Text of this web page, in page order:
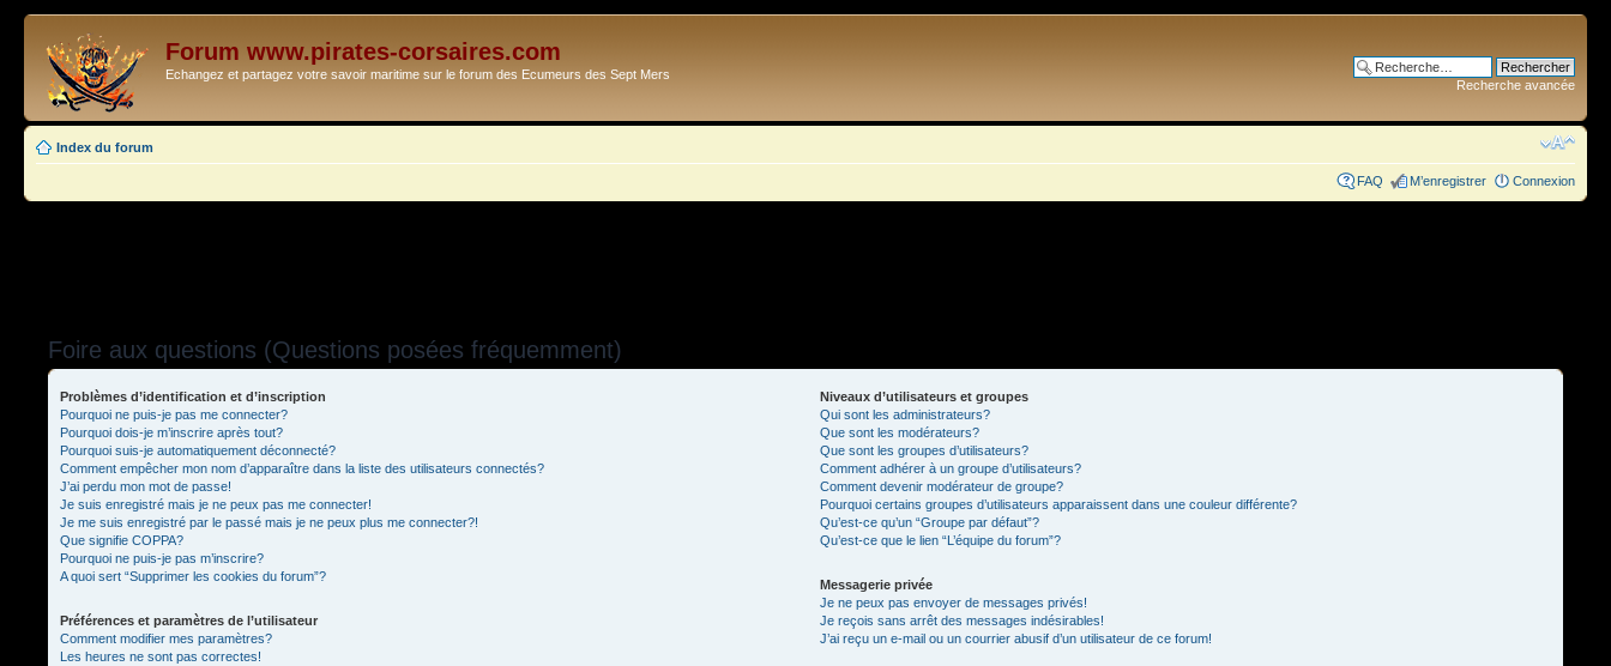
Forum www.pirates-corsaires.com
Echangez et partagez votre savoir maritime sur le forum des Ecumeurs des Sept Mers
Recherche avancée
Index du forum
FAQ M’enregistrer Connexion
Foire aux questions (Questions posées fréquemment)
Problèmes d’identification et d’inscription
Pourquoi ne puis-je pas me connecter?
Pourquoi dois-je m’inscrire après tout?
Pourquoi suis-je automatiquement déconnecté?
Comment empêcher mon nom d’apparaître dans la liste des utilisateurs connectés?
J’ai perdu mon mot de passe!
Je suis enregistré mais je ne peux pas me connecter!
Je me suis enregistré par le passé mais je ne peux plus me connecter?!
Que signifie COPPA?
Pourquoi ne puis-je pas m’inscrire?
A quoi sert “Supprimer les cookies du forum”?
Préférences et paramètres de l’utilisateur
Comment modifier mes paramètres?
Les heures ne sont pas correctes!
Niveaux d’utilisateurs et groupes
Qui sont les administrateurs?
Que sont les modérateurs?
Que sont les groupes d’utilisateurs?
Comment adhérer à un groupe d’utilisateurs?
Comment devenir modérateur de groupe?
Pourquoi certains groupes d’utilisateurs apparaissent dans une couleur différente?
Qu’est-ce qu’un “Groupe par défaut”?
Qu’est-ce que le lien “L’équipe du forum”?
Messagerie privée
Je ne peux pas envoyer de messages privés!
Je reçois sans arrêt des messages indésirables!
J’ai reçu un e-mail ou un courrier abusif d’un utilisateur de ce forum!